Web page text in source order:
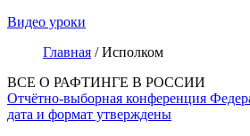
Видео уроки
Главная /Исполком
ВСЕ О РАФТИНГЕ В РОССИИ
Отчётно‑выборная конференция
дата и формат утверждены